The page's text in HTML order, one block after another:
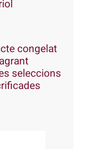
congelat
seleccions